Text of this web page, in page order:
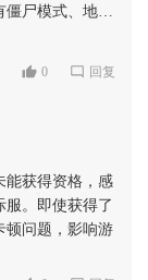
尸模式、地铁
全球各个国家
，我用的是普
全不卡，裸连
一直坡在加载
国手机号吗？
信就能注册登
分钟就搞定了，
0 回复
能获得资格，感
服。即使获得了
顿问题，影响游